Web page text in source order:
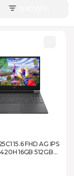
15.6 FHD AG IPS
16GB 512GB